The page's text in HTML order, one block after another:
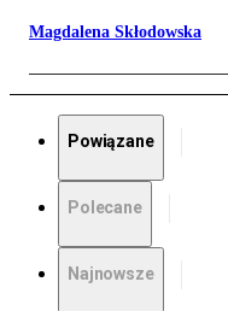
Magdalena Skłodowska
Powiązane
Polecane
Najnowsze